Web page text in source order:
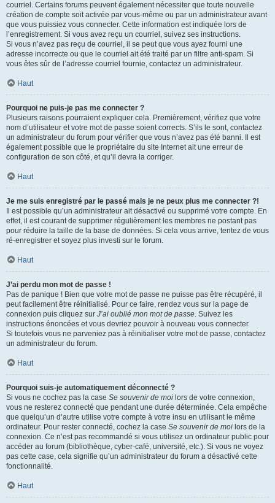
courriel. Certains forums peuvent également nécessiter que toute nouvelle
création de compte soit activée par vous-même ou par un administrateur avant
que vous puissiez vous connecter. Cette information est indiquée lors de
l’enregistrement. Si vous avez reçu un courriel, suivez ses instructions.
Si vous n’avez pas reçu de courriel, il se peut que vous ayez fourni une
adresse incorrecte ou que le courriel ait été traité par un filtre anti-spam. Si
vous êtes sûr de l’adresse courriel fournie, contactez un administrateur.
Haut
Pourquoi ne puis-je pas me connecter ?
Plusieurs raisons pourraient expliquer cela. Premièrement, vérifiez que votre
nom d’utilisateur et votre mot de passe soient corrects. S’ils le sont, contactez
un administrateur du forum pour vérifier que vous n’avez pas été banni. Il est
également possible que le propriétaire du site Internet ait une erreur de
configuration de son côté, et qu’il devra la corriger.
Haut
Je me suis enregistré par le passé mais je ne peux plus me connecter ?!
Il est possible qu’un administrateur ait désactivé ou supprimé votre compte. En
effet, il est courant de supprimer régulièrement les membres ne postant pas
pour réduire la taille de la base de données. Si cela vous arrive, tentez de vous
ré-enregistrer et soyez plus investi sur le forum.
Haut
J’ai perdu mon mot de passe !
Pas de panique ! Bien que votre mot de passe ne puisse pas être récupéré, il
peut facilement être réinitialisé. Pour ce faire, rendez vous sur la page de
connexion puis cliquez sur J’ai oublié mon mot de passe. Suivez les
instructions énoncées et vous devriez pouvoir à nouveau vous connecter.
Si toutefois vous ne parveniez pas à réinitialiser votre mot de passe, contactez
un administrateur du forum.
Haut
Pourquoi suis-je automatiquement déconnecté ?
Si vous ne cochez pas la case Se souvenir de moi lors de votre connexion,
vous ne resterez connecté que pendant une durée déterminée. Cela empêche
que quelqu’un d’autre utilise votre compte à votre insu en utilisant le même
ordinateur. Pour rester connecté, cochez la case Se souvenir de moi lors de la
connexion. Ce n’est pas recommandé si vous utilisez un ordinateur public pour
accéder au forum (bibliothèque, cyber-café, université, etc.). Si vous ne voyez
pas cette case, cela signifie qu’un administrateur du forum a désactivé cette
fonctionnalité.
Haut